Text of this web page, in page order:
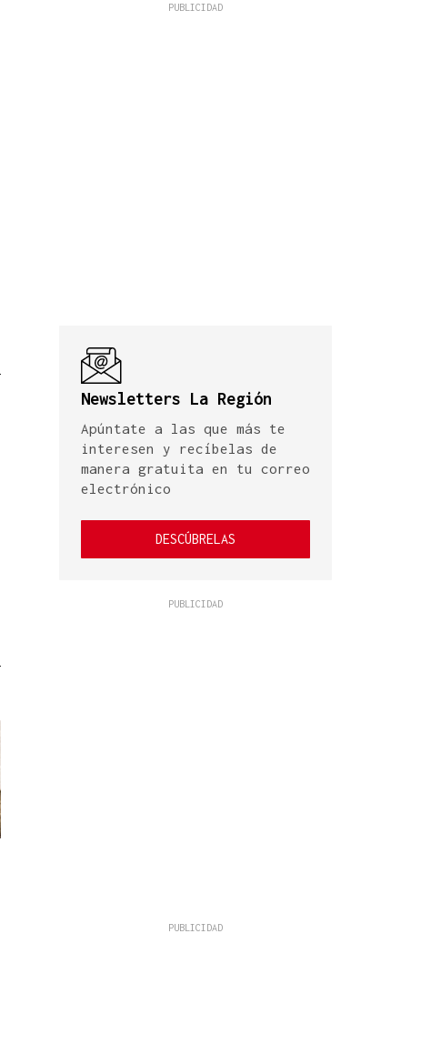
Newsletters La Región
Apúntate a las que más te
interesen y recíbelas de
manera gratuita en tu correo
electrónico
DESCÚBRELAS